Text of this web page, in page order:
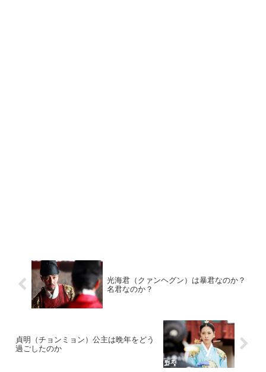
光海君（クァンヘグン）は暴君なのか？
名君なのか？
貞明（チョンミョン）公主は晩年をどう
過ごしたのか